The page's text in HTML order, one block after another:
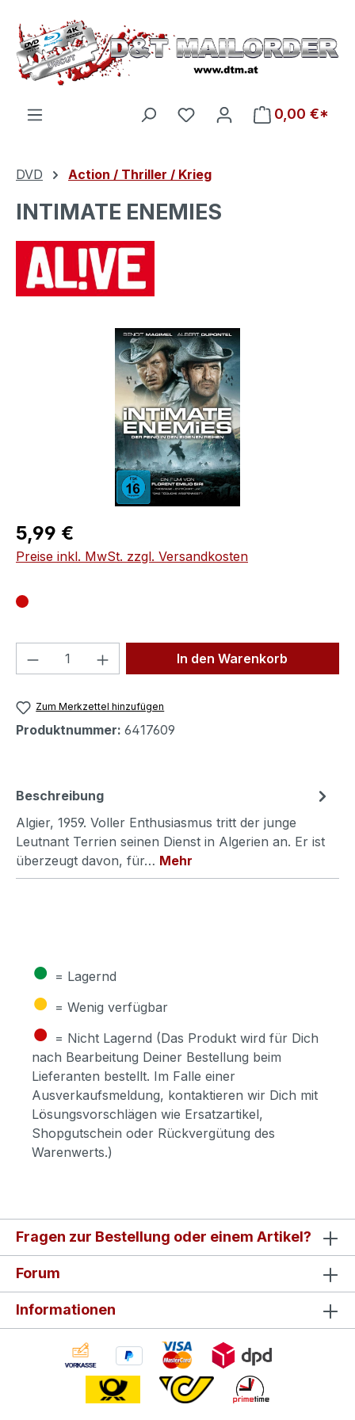
Zum Hauptinhalt springen
Du hast 0 Produkte auf
0,00 €*
DVD Action / Thriller / Krieg
INTIMATE ENEMIES
Bildergalerie überspringen
Regulärer Preis:
5,99 €
Preise inkl. MwSt. zzgl. Versandkosten
Produkt Anzahl: Gib denIn den Warenkorb
Zum Merkzettel hinzufügen
Produktnummer: 6417609
Beschreibung
Algier, 1959. Voller Enthusiasmus tritt der junge
Leutnant Terrien seinen Dienst in Algerien an. Er ist
überzeugt davon, für… Mehr
● = Lagernd
● = Wenig verfügbar
● = Nicht Lagernd (Das Produkt wird für Dich
nach Bearbeitung Deiner Bestellung beim
Lieferanten bestellt. Im Falle einer
Ausverkaufsmeldung, kontaktieren wir Dich mit
Lösungsvorschlägen wie Ersatzartikel,
Shopgutschein oder Rückvergütung des
Warenwerts.)
Fragen zur Bestellung oder einem Artikel?
Forum
Informationen